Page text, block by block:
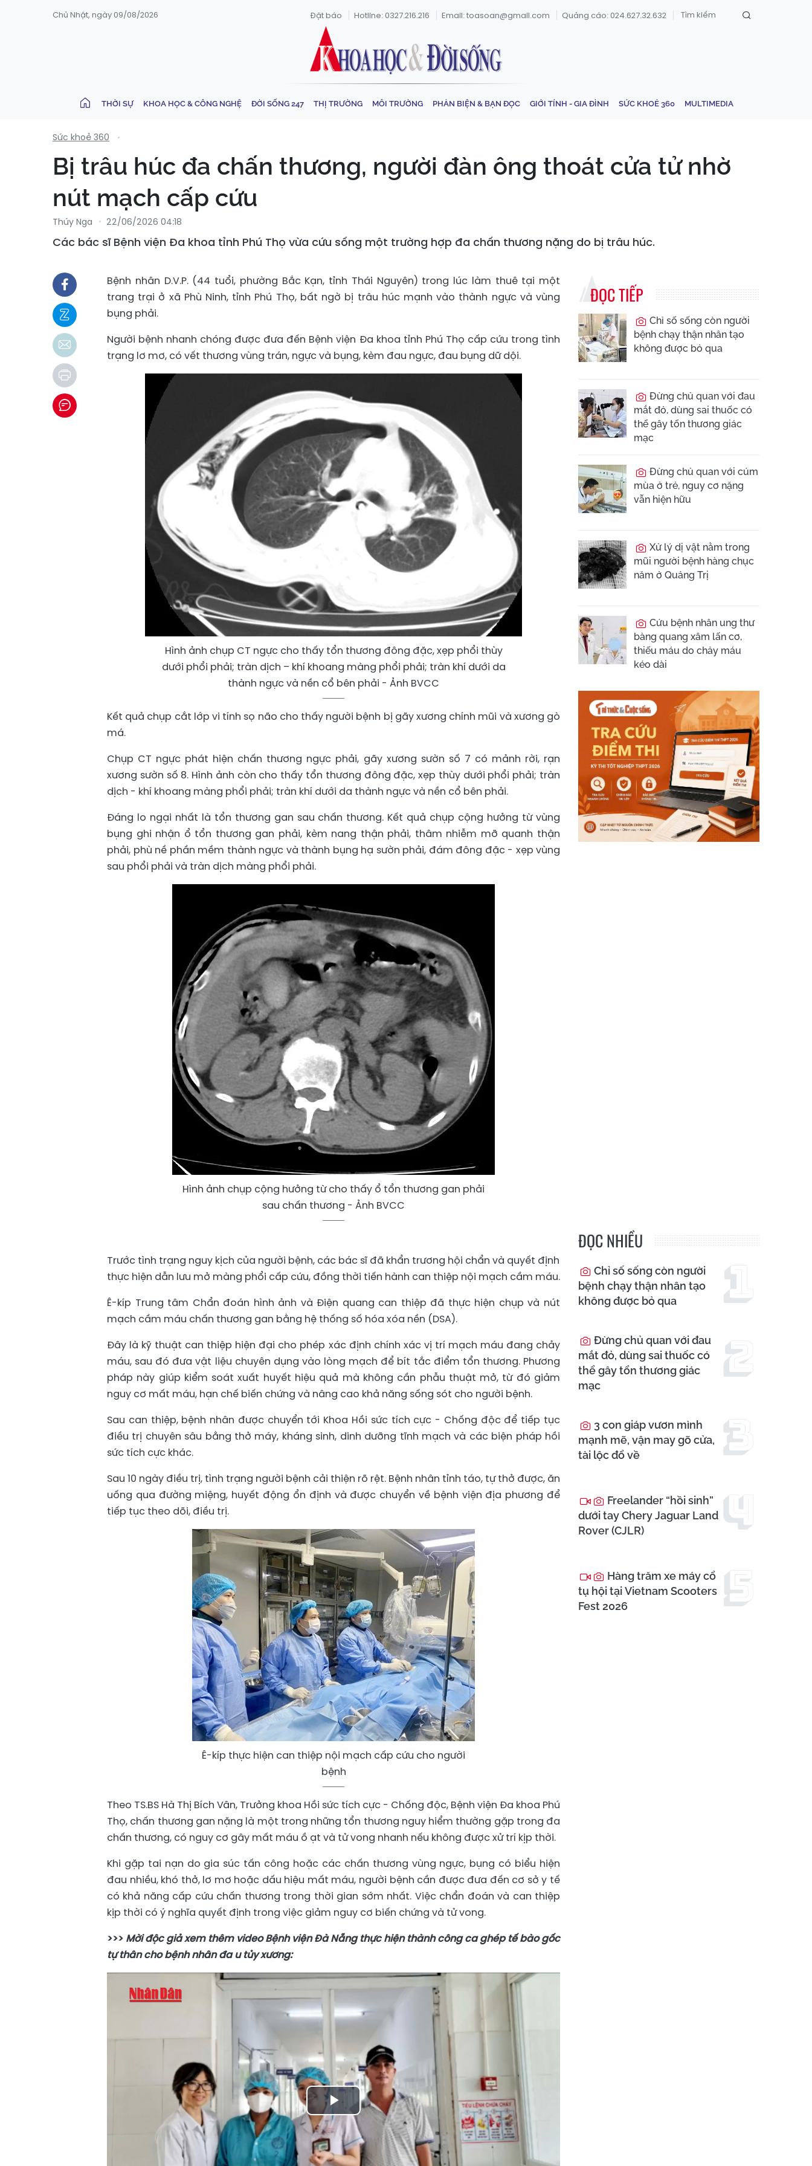
Chủ Nhật, ngày 09/08/2026 Đặt báo Hotline: 0327.216.216 Email: toasoan@gmail.com Quảng cáo: 024.627.32.632
THỜI SỰ KHOA HỌC & CÔNG NGHỆ ĐỜI SỐNG 247 THỊ TRƯỜNG MÔI TRƯỜNG PHẢN BIỆN & BẠN ĐỌC GIỚI TÍNH - GIA ĐÌNH SỨC KHOẺ 360 MULTIMEDIA
Sức khoẻ 360
Bị trâu húc đa chấn thương, người đàn ông thoát cửa tử nhờ
nút mạch cấp cứu
Thúy Nga 22/06/2026 04:18
Các bác sĩ Bệnh viện Đa khoa tỉnh Phú Thọ vừa cứu sống một trường hợp đa chấn thương nặng do bị trâu húc.
Bệnh nhân D.V.P. (44 tuổi, phường Bắc Kạn, tỉnh Thái Nguyên) trong lúc làm thuê tại một
trang trại ở xã Phù Ninh, tỉnh Phú Thọ, bất ngờ bị trâu húc mạnh vào thành ngực và vùng
bụng phải.
Người bệnh nhanh chóng được đưa đến Bệnh viện Đa khoa tỉnh Phú Thọ cấp cứu trong tình
trạng lơ mơ, có vết thương vùng trán, ngực và bụng, kèm đau ngực, đau bụng dữ dội.
Hình ảnh chụp CT ngực cho thấy tổn thương đông đặc, xẹp phổi thùy
dưới phổi phải; tràn dịch – khí khoang màng phổi phải; tràn khí dưới da
thành ngực và nền cổ bên phải - Ảnh BVCC
Kết quả chụp cắt lớp vi tính sọ não cho thấy người bệnh bị gãy xương chính mũi và xương gò
má.
Chụp CT ngực phát hiện chấn thương ngực phải, gãy xương sườn số 7 có mảnh rời, rạn
xương sườn số 8. Hình ảnh còn cho thấy tổn thương đông đặc, xẹp thùy dưới phổi phải; tràn
dịch - khí khoang màng phổi phải; tràn khí dưới da thành ngực và nền cổ bên phải.
Đáng lo ngại nhất là tổn thương gan sau chấn thương. Kết quả chụp cộng hưởng từ vùng
bụng ghi nhận ổ tổn thương gan phải, kèm nang thận phải, thâm nhiễm mỡ quanh thận
phải, phù nề phần mềm thành ngực và thành bụng hạ sườn phải, đám đông đặc - xẹp vùng
sau phổi phải và tràn dịch màng phổi phải.
Hình ảnh chụp cộng hưởng từ cho thấy ổ tổn thương gan phải
sau chấn thương - Ảnh BVCC
​Trước tình trạng nguy kịch của người bệnh, các bác sĩ đã khẩn trương hội chẩn và quyết định
thực hiện dẫn lưu mở màng phổi cấp cứu, đồng thời tiến hành can thiệp nội mạch cầm máu.
Ê-kíp Trung tâm Chẩn đoán hình ảnh và Điện quang can thiệp đã thực hiện chụp và nút
mạch cầm máu chấn thương gan bằng hệ thống số hóa xóa nền (DSA).
Đây là kỹ thuật can thiệp hiện đại cho phép xác định chính xác vị trí mạch máu đang chảy
máu, sau đó đưa vật liệu chuyên dụng vào lòng mạch để bít tắc điểm tổn thương. Phương
pháp này giúp kiểm soát xuất huyết hiệu quả mà không cần phẫu thuật mở, từ đó giảm
nguy cơ mất máu, hạn chế biến chứng và nâng cao khả năng sống sót cho người bệnh.
Sau can thiệp, bệnh nhân được chuyển tới Khoa Hồi sức tích cực - Chống độc để tiếp tục
điều trị chuyên sâu bằng thở máy, kháng sinh, dinh dưỡng tĩnh mạch và các biện pháp hồi
sức tích cực khác.
Sau 10 ngày điều trị, tình trạng người bệnh cải thiện rõ rệt. Bệnh nhân tỉnh táo, tự thở được, ăn
uống qua đường miệng, huyết động ổn định và được chuyển về bệnh viện địa phương để
tiếp tục theo dõi, điều trị.
Ê-kíp thực hiện can thiệp nội mạch cấp cứu cho người
bệnh
Theo TS.BS Hà Thị Bích Vân, Trưởng khoa Hồi sức tích cực - Chống độc, Bệnh viện Đa khoa Phú
Thọ, chấn thương gan nặng là một trong những tổn thương nguy hiểm thường gặp trong đa
chấn thương, có nguy cơ gây mất máu ồ ạt và tử vong nhanh nếu không được xử trí kịp thời.
Khi gặp tai nạn do gia súc tấn công hoặc các chấn thương vùng ngực, bụng có biểu hiện
đau nhiều, khó thở, lơ mơ hoặc dấu hiệu mất máu, người bệnh cần được đưa đến cơ sở y tế
có khả năng cấp cứu chấn thương trong thời gian sớm nhất. Việc chẩn đoán và can thiệp
kịp thời có ý nghĩa quyết định trong việc giảm nguy cơ biến chứng và tử vong.
>>> Mời độc giả xem thêm video Bệnh viện Đà Nẵng thực hiện thành công ca ghép tế bào gốc
tự thân cho bệnh nhân đa u tủy xương:
Play
Video
ĐỌC TIẾP
Chỉ số sống còn người
bệnh chạy thận nhân tạo
không được bỏ qua
Đừng chủ quan với đau
mắt đỏ, dùng sai thuốc có
thể gây tổn thương giác
mạc
Đừng chủ quan với cúm
mùa ở trẻ, nguy cơ nặng
vẫn hiện hữu
Xử lý dị vật nằm trong
mũi người bệnh hàng chục
năm ở Quảng Trị
Cứu bệnh nhân ung thư
bàng quang xâm lấn cơ,
thiếu máu do chảy máu
kéo dài
ĐỌC NHIỀU
Chỉ số sống còn người
bệnh chạy thận nhân tạo
không được bỏ qua
Đừng chủ quan với đau
mắt đỏ, dùng sai thuốc có
thể gây tổn thương giác
mạc
3 con giáp vươn mình
mạnh mẽ, vận may gõ cửa,
tài lộc đổ về
Freelander “hồi sinh”
dưới tay Chery Jaguar Land
Rover (CJLR)
Hàng trăm xe máy cổ
tụ hội tại Vietnam Scooters
Fest 2026